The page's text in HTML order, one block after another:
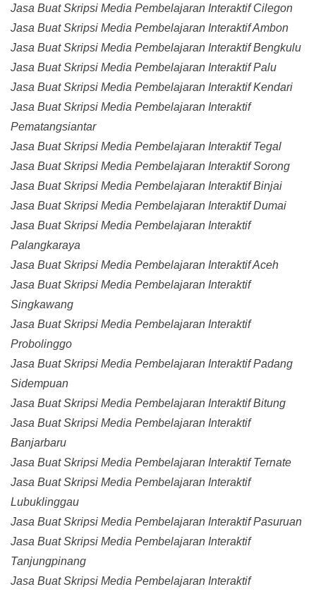
Jasa Buat Skripsi Media Pembelajaran Interaktif Cilegon
Jasa Buat Skripsi Media Pembelajaran Interaktif Ambon
Jasa Buat Skripsi Media Pembelajaran Interaktif Bengkulu
Jasa Buat Skripsi Media Pembelajaran Interaktif Palu
Jasa Buat Skripsi Media Pembelajaran Interaktif Kendari
Jasa Buat Skripsi Media Pembelajaran Interaktif
Pematangsiantar
Jasa Buat Skripsi Media Pembelajaran Interaktif Tegal
Jasa Buat Skripsi Media Pembelajaran Interaktif Sorong
Jasa Buat Skripsi Media Pembelajaran Interaktif Binjai
Jasa Buat Skripsi Media Pembelajaran Interaktif Dumai
Jasa Buat Skripsi Media Pembelajaran Interaktif
Palangkaraya
Jasa Buat Skripsi Media Pembelajaran Interaktif Aceh
Jasa Buat Skripsi Media Pembelajaran Interaktif
Singkawang
Jasa Buat Skripsi Media Pembelajaran Interaktif
Probolinggo
Jasa Buat Skripsi Media Pembelajaran Interaktif Padang
Sidempuan
Jasa Buat Skripsi Media Pembelajaran Interaktif Bitung
Jasa Buat Skripsi Media Pembelajaran Interaktif
Banjarbaru
Jasa Buat Skripsi Media Pembelajaran Interaktif Ternate
Jasa Buat Skripsi Media Pembelajaran Interaktif
Lubuklinggau
Jasa Buat Skripsi Media Pembelajaran Interaktif Pasuruan
Jasa Buat Skripsi Media Pembelajaran Interaktif
Tanjungpinang
Jasa Buat Skripsi Media Pembelajaran Interaktif